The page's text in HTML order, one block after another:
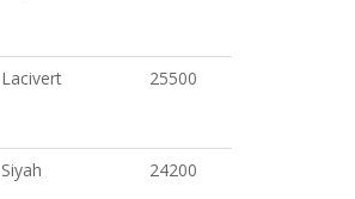
Lacivert 25500
Siyah 24200